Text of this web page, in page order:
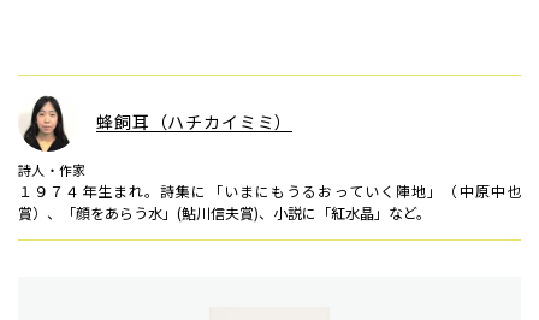
蜂飼耳（ハチカイミミ）
詩人・作家
１９７４年生まれ。詩集に「いまにもうるおっていく陣地」（中原中也
賞）、「顔をあらう水」(鮎川信夫賞)、小説に「紅水晶」など。